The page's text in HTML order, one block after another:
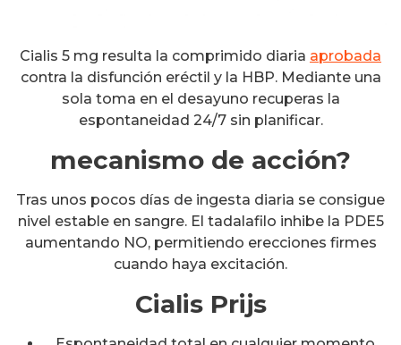
Cialis 5 mg resulta la comprimido diaria aprobada
contra la disfunción eréctil y la HBP. Mediante una
sola toma en el desayuno recuperas la
espontaneidad 24/7 sin planificar.
mecanismo de acción?
Tras unos pocos días de ingesta diaria se consigue
nivel estable en sangre. El tadalafilo inhibe la PDE5
aumentando NO, permitiendo erecciones firmes
cuando haya excitación.
Cialis Prijs